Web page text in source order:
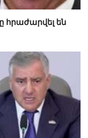
հրաժարվել են